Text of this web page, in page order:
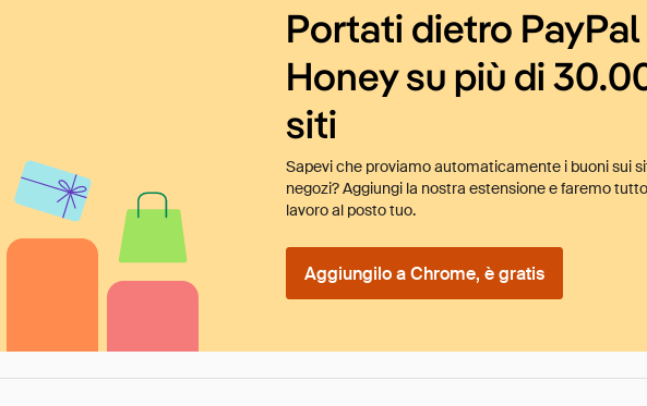
Portati dietro PayPal
Honey su più di
siti
Sapevi che proviamo automaticamente i buoni sui
negozi? Aggiungi la nostra estensione e faremo
lavoro al posto tuo.
Aggiungilo a Chrome, è gratis